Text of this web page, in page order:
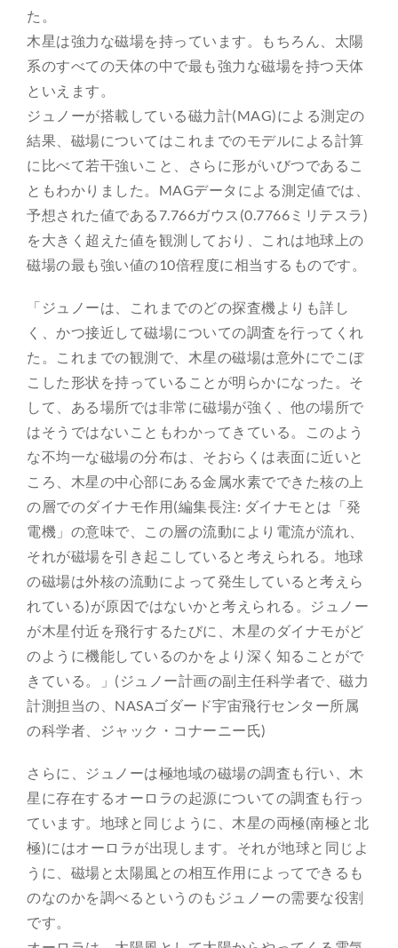
た。
木星は強力な磁場を持っています。もちろん、太陽
系のすべての天体の中で最も強力な磁場を持つ天体
といえます。
ジュノーが搭載している磁力計(MAG)による測定の
結果、磁場についてはこれまでのモデルによる計算
に比べて若干強いこと、さらに形がいびつであるこ
ともわかりました。MAGデータによる測定値では、
予想された値である7.766ガウス(0.7766ミリテスラ)
を大きく超えた値を観測しており、これは地球上の
磁場の最も強い値の10倍程度に相当するものです。
「ジュノーは、これまでのどの探査機よりも詳し
く、かつ接近して磁場についての調査を行ってくれ
た。これまでの観測で、木星の磁場は意外にでこぼ
こした形状を持っていることが明らかになった。そ
して、ある場所では非常に磁場が強く、他の場所で
はそうではないこともわかってきている。このよう
な不均一な磁場の分布は、そおらくは表面に近いと
ころ、木星の中心部にある金属水素でできた核の上
の層でのダイナモ作用(編集長注: ダイナモとは「発
電機」の意味で、この層の流動により電流が流れ、
それが磁場を引き起こしていると考えられる。地球
の磁場は外核の流動によって発生していると考えら
れている)が原因ではないかと考えられる。ジュノー
が木星付近を飛行するたびに、木星のダイナモがど
のように機能しているのかをより深く知ることがで
きている。」(ジュノー計画の副主任科学者で、磁力
計測担当の、NASAゴダード宇宙飛行センター所属
の科学者、ジャック・コナーニー氏)
さらに、ジュノーは極地域の磁場の調査も行い、木
星に存在するオーロラの起源についての調査も行っ
ています。地球と同じように、木星の両極(南極と北
極)にはオーロラが出現します。それが地球と同じよ
うに、磁場と太陽風との相互作用によってできるも
のなのかを調べるというのもジュノーの需要な役割
です。